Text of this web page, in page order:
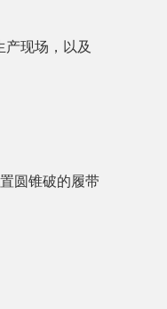
现场，以及
圆锥破的履带